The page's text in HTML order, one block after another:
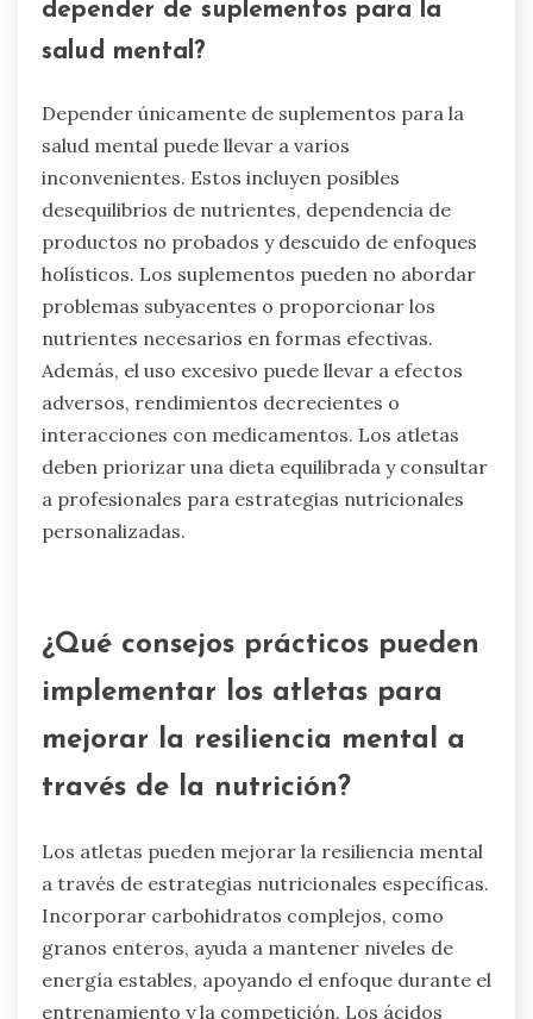
competición.
deficiencias nutricionales?
Los atletas pueden evitar deficiencias
nutricionales siguiendo una dieta equilibrada rica
en nutrientes esenciales. Priorizar alimentos
integrales, incluyendo frutas, verduras,
proteínas magras y granos enteros.
Incorporar refrigerios densos en nutrientes
para mantener los niveles de energía y apoyar la
recuperación. La hidratación es crucial; beber
entrenamiento. Consultar regularmente a un
nutricionista deportivo para obtener
orientación personalizada.
centrándose en vitaminas y minerales críticos
para el rendimiento, como el hierro y el calcio.
Ajustar los planes dietéticos según la intensidad
del entrenamiento y las necesidades individuales
para asegurar una nutrición óptima.
depender de suplementos para la
salud mental?
Depender únicamente de suplementos para la
salud mental puede llevar a varios